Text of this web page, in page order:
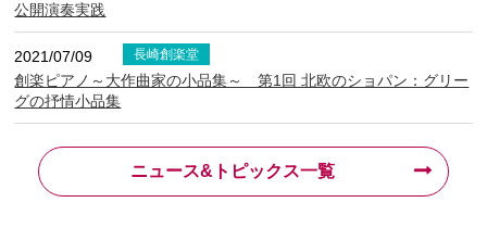
公開演奏実践
2021/07/09 長崎創楽堂
創楽ピアノ～大作曲家の小品集～ 第1回 北欧のショパン：グリー
グの抒情小品集
ニュース&トピックス一覧